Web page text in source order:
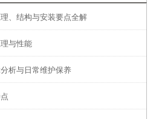
、结构与安装要点全解
与性能
析与日常维护保养